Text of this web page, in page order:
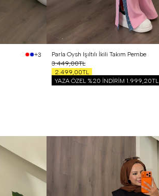
+3
Parla Oysh Işıltılı İkili Takım Pembe
3.449,00TL
2.499,00TL
YAZA ÖZEL %20 İNDİRİM 1.999,20TL